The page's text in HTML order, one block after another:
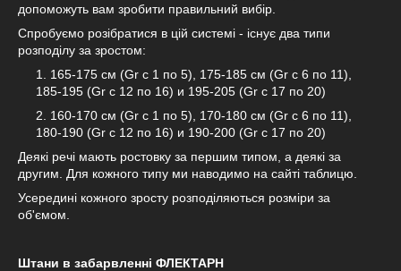
допоможуть вам зробити правильний вибір.
Спробуємо розібратися в цій системі - існує два типи
розподілу за зростом:
165-175 см (Gr с 1 по 5), 175-185 см (Gr с 6 по 11),
185-195 (Gr с 12 по 16) и 195-205 (Gr с 17 по 20)
160-170 см (Gr с 1 по 5), 170-180 см (Gr с 6 по 11),
180-190 (Gr с 12 по 16) и 190-200 (Gr с 17 по 20)
Деякі речі мають ростовку за першим типом, а деякі за
другим. Для кожного типу ми наводимо на сайті таблицю.
Усередині кожного зросту розподіляються розміри за
об'ємом.
Штани в забарвленні ФЛЕКТАРН